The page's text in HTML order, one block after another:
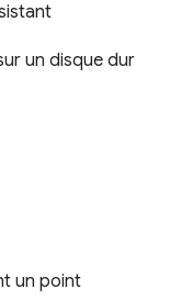
un disque dur
un point